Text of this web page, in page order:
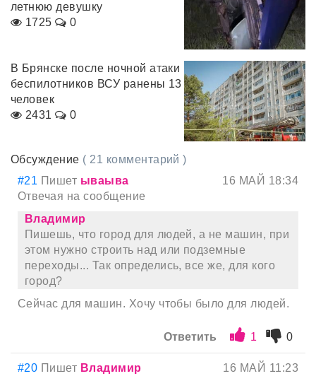
летнюю девушку
1725
0
В Брянске после ночной атаки
беспилотников ВСУ ранены 13
человек
2431
0
Обсуждение ( 21 комментарий )
#21 Пишет ываыва
16 МАЙ 18:34
Отвечая на сообщение
Владимир
Пишешь, что город для людей, а не машин, при
этом нужно строить над или подземные
переходы... Так определись, все же, для кого
город?
Сейчас для машин. Хочу чтобы было для людей.
Ответить 1 0
#20 Пишет Владимир
16 МАЙ 11:23